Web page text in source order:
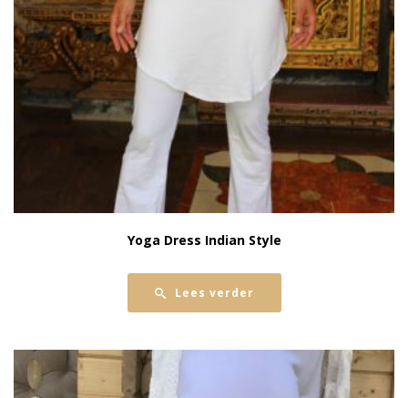
Yoga Dress Indian Style
Lees verder